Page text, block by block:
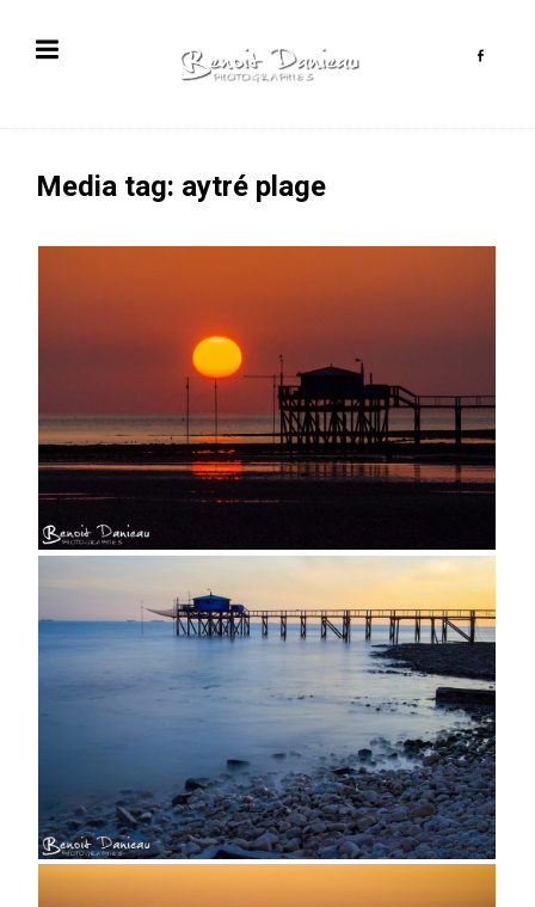
Media tag: aytré plage